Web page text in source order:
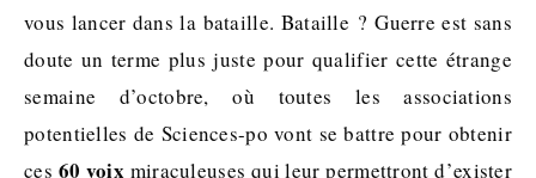
vous lancer dans la bataille. Bataille ? Guerre est sans
doute un terme plus juste pour qualifier cette étrange
semaine d’octobre, où toutes les associations
potentielles de Sciences-po vont se battre pour obtenir
ces 60 voix miraculeuses qui leur permettront d’exister